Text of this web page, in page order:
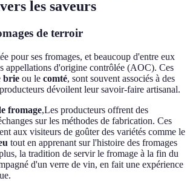
les saveurs
de terroir
pour ses fromages, et beaucoup d'entre eux
appellations d'origine contrôlée (AOC). Ces
brie ou le comté, sont souvent associés à des
dévoilent leur savoir-faire artisanal.
fromage,Les producteurs offrent des
sur les méthodes de fabrication. Ces
aux visiteurs de goûter des variétés comme le
tout en apprenant sur l'histoire des fromages
la tradition de servir le fromage à la fin du
d'un verre de vin, en fait une expérience